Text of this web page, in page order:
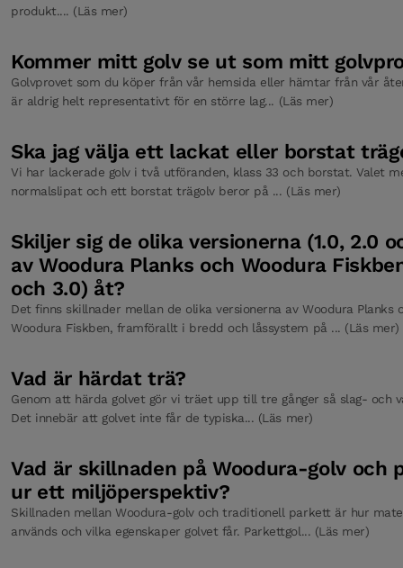
produkt.... (Läs mer)
Kommer mitt golv se ut som mitt
Golvprovet som du köper från vår hemsida eller hämtar från vår
är aldrig helt representativt för en större lag... (Läs mer)
Ska jag välja ett lackat eller borstat
Vi har lackerade golv i två utföranden, klass 33 och borstat. Valet
normalslipat och ett borstat trägolv beror på ... (Läs mer)
Skiljer sig de olika versionerna (1.0, 2.0
av Woodura Planks och Woodura
och 3.0) åt?
Det finns skillnader mellan de olika versionerna av Woodura Planks
Woodura Fiskben, framförallt i bredd och låssystem på ... (Läs mer)
Vad är härdat trä?
Genom att härda golvet gör vi träet upp till tre gånger så slag- och
Det innebär att golvet inte får de typiska... (Läs mer)
Vad är skillnaden på Woodura-golv och
ur ett miljöperspektiv?
Skillnaden mellan Woodura-golv och traditionell parkett är hur
används och vilka egenskaper golvet får. Parkettgol... (Läs mer)